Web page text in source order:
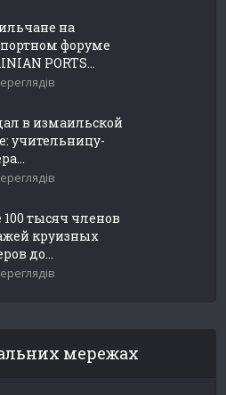
на
форуме
PORTS...
в измаильской
учительницу-
100 тысяч членов
круизных
до...
мережах